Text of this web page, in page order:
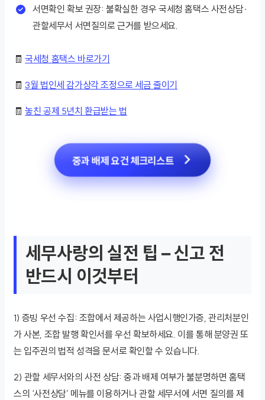
서면확인 확보 권장: 불확실한 경우 국세청 홈택스 사전상담·
관할세무서 서면질의로 근거를 받으세요.
🧾국세청 홈택스 바로가기
🧾3월 법인세 감가상각 조정으로 세금 줄이기
🧾놓친 공제 5년치 환급받는 법
중과 배제 요건 체크리스트
세무사랑의 실전 팁 – 신고 전
반드시 이것부터
1) 증빙 우선 수집: 조합에서 제공하는 사업시행인가증, 관리처분인
가 사본, 조합 발행 확인서를 우선 확보하세요. 이를 통해 분양권 또
는 입주권의 법적 성격을 문서로 확인할 수 있습니다.
2) 관할 세무서와의 사전 상담: 중과 배제 여부가 불분명하면 홈택
스의 ‘사전상담’ 메뉴를 이용하거나 관할 세무서에 서면 질의를 제